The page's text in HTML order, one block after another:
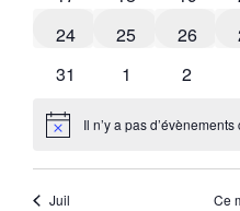
0 évènements
24 0 évènements
25 0
26
1 évènement
31 0 évènements
1 0
2
Notice Il n’y a pas
Juil Ce